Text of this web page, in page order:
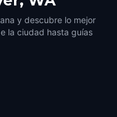
y descubre lo mejor
la ciudad hasta guías